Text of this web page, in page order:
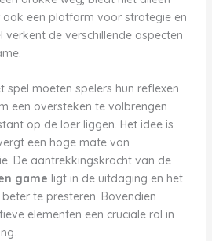
ook een platform voor strategie en
de verschillende aspecten
spel moeten spelers hun reflexen
een oversteken te volbrengen
op de loer liggen. Het idee is
een hoge mate van
De aantrekkingskracht van de
game ligt in de uitdaging en het
te presteren. Bovendien
elementen een cruciale rol in